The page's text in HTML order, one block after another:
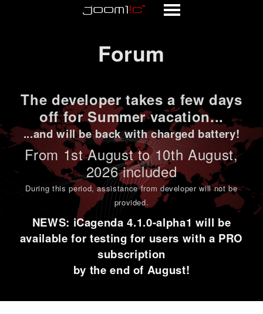
Forum
The developer takes a few days
off for Summer vacation...
...and will be back with charged battery!
From 1stAugust to 10th August,
2026 included
During this period,assistance from developer will not be
provided.
NEWS: iCagenda 4.1.0-alpha1 will be
available for testing for users with a PRO
subscription
by the end of August!